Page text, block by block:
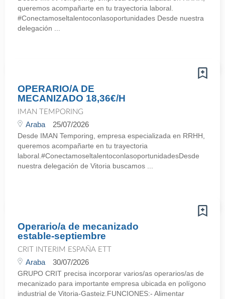
queremos acompañarte en tu trayectoria laboral.
#Conectamoseltalentoconlasoportunidades Desde nuestra
delegación ...
OPERARIO/A DE
MECANIZADO 18,36€/H
IMAN TEMPORING
Araba 25/07/2026
Desde IMAN Temporing, empresa especializada en RRHH,
queremos acompañarte en tu trayectoria
laboral.#ConectamoseltalentoconlasoportunidadesDesde
nuestra delegación de Vitoria buscamos ...
Operario/a de mecanizado
estable-septiembre
CRIT INTERIM ESPAÑA ETT
Araba 30/07/2026
GRUPO CRIT precisa incorporar varios/as operarios/as de
mecanizado para importante empresa ubicada en polígono
industrial de Vitoria-Gasteiz.FUNCIONES:- Alimentar